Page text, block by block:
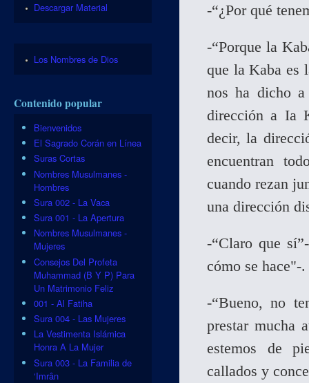
-“¿Por qué
-“Porque la
que la Kaba es
nos ha dicho a
dirección a Ia
decir, la
encuentran
cuando rezan
una dirección
-“Claro que
cómo se hace"-.
-“Bueno, no
prestar mucha
estemos de
callados y
Descargar Material
Los Nombres de Dios
Contenido popular
Bienvenidos
El Sagrado Corán en Línea
Suras Cortas
Nombres Musulmanes -
Hombres
Sura 002 - La Vaca
Sura 001 - La Apertura
Nombres Musulmanes -
Mujeres
Consejos Del Profeta
Muhammad (B Y P) Para
Un Matrimonio Feliz
001 - Al Fatiha
Sura 004 - Las Mujeres
La Vestimenta Islámica
Honra A La Mujer
Sura 003 - La Familia de
‘Imrân